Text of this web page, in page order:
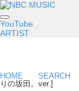
YouTube
ARTIST
HOME SEARCH
りの坂田。ver.]